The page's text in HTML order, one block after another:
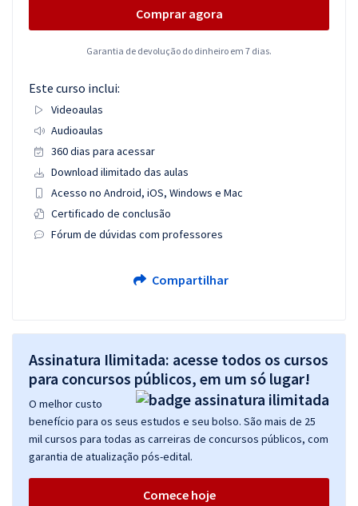
Comprar agora
Garantia de devolução do dinheiro em 7 dias.
Este curso inclui:
Videoaulas
Audioaulas
360 dias para acessar
Download ilimitado das aulas
Acesso no Android, iOS, Windows e Mac
Certificado de conclusão
Fórum de dúvidas com professores
Compartilhar
Assinatura Ilimitada: acesse todos os cursos
para concursos públicos, em um só lugar!
O melhor custo
benefício para os seus estudos e seu bolso. São mais de 25
mil cursos para todas as carreiras de concursos públicos, com
garantia de atualização pós-edital.
Comece hoje